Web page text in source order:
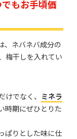
もお手頃価
、ネバネバ成分の
梅干しを入れてい
けでなく、 ミネラ
時期にぜひとりた
ぱりとした味に仕